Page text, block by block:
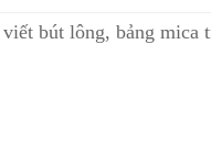
viết bút lông, bảng mica